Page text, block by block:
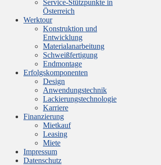
Service-Stützpunkte in
Österreich
Werktour
Konstruktion und
Entwicklung
Materialanarbeitung
Schweißfertigung
Endmontage
Erfolgskomponenten
Design
Anwendungstechnik
Lackierungstechnologie
Karriere
Finanzierung
Mietkauf
Leasing
Miete
Impressum
Datenschutz